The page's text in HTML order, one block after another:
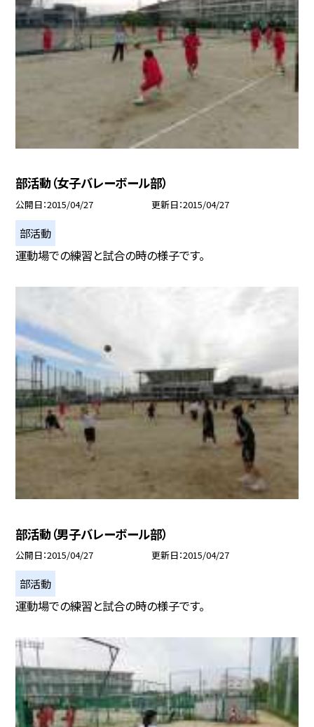
部活動（女子バレーボール部）
公開日 2015/04/27 更新日 2015/04/27
部活動
運動場での練習と試合の時の様子です。
部活動（男子バレーボール部）
公開日 2015/04/27 更新日 2015/04/27
部活動
運動場での練習と試合の時の様子です。